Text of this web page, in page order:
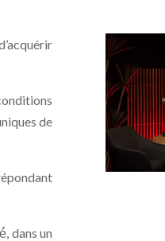
de
dans un